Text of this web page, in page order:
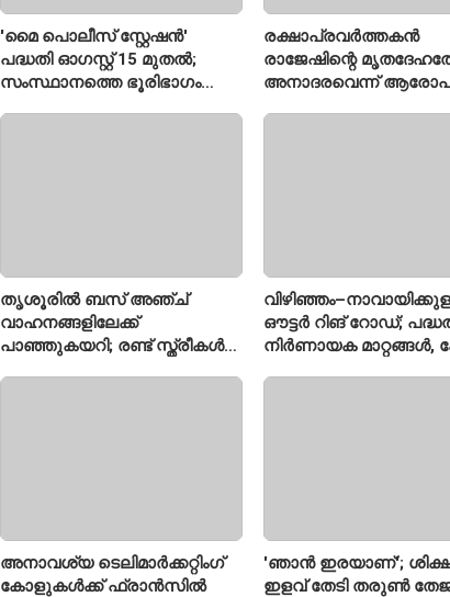
'മൈ പൊലീസ് സ്റ്റേഷൻ'
പദ്ധതി ഓഗസ്റ്റ് 15 മുതൽ;
സംസ്ഥാനത്തെ ഭൂരിഭാഗം
രക്ഷാപ്രവർത്തകൻ
രാജേഷിന്റെ
അനാദരവെന്ന്
തൃശൂരിൽ ബസ് അഞ്ച്
വാഹനങ്ങളിലേക്ക്
പാഞ്ഞുകയറി; രണ്ട് സ്ത്രീകൾ
ഔട്ടർ റിങ് റോഡ്;
നിർണായക മാറ്റങ്ങൾ,
അനാവശ്യ ടെലിമാർക്കറ്റിംഗ്
കോളുകൾക്ക് ഫ്രാൻസിൽ
'ഞാൻ ഇരയാണ്';
ഇളവ് തേടി തരുണ്‍